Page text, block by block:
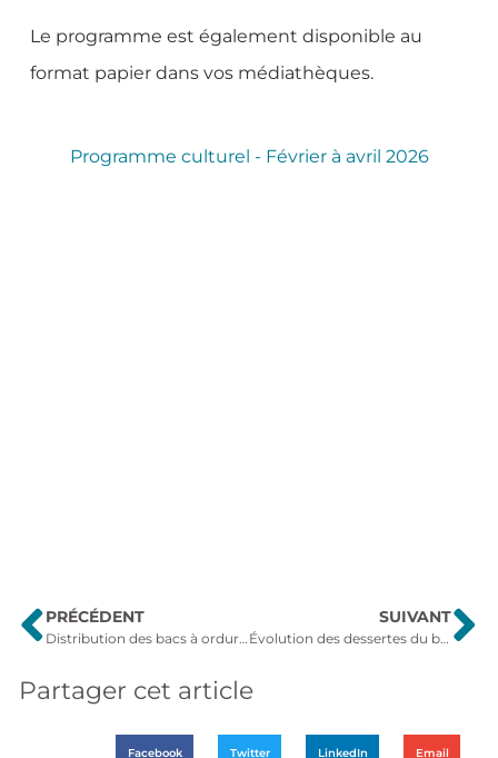
Le programme est également disponible au
format papier dans vos médiathèques.
Programme culturel - Février à avril 2026
PRÉCÉDENT
Distribution des bacs à ordures ménagères : tout ce qu’il faut savoir !
SUIVANT
Évolution des dessertes du bus Papillon à partir du 3 février 2026
Partager cet article
Facebook Twitter LinkedIn Email